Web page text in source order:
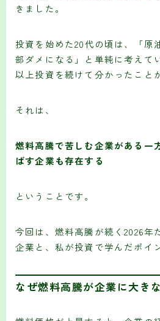
きました。
投資を始めた20代の頃は、「原
部ダメになる」と単純に考えて
以上投資を続けて分かったこと
それは、
燃料高騰で苦しむ企業がある一
ばす企業も存在する
ということです。
今回は、燃料高騰が続く2026年
企業と、私が投資で学んだポイ
なぜ燃料高騰が企業に大き